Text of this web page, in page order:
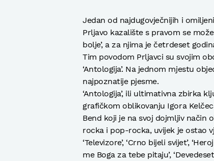
Jedan od najdugovječnijih i
Prljavo kazalište s pravom se
bolje’, a za njima je četrdeset
Tim povodom Prljavci su svojim
‘Antologija’. Na jednom mjestu
najpoznatije pjesme.
‘Antologija’, ili ultimativna zbirka
grafičkom oblikovanju Igora
Bend koji je na svoj dojmljiv način
rocka i pop-rocka, uvijek je ostao
‘Televizore’, ‘Crno bijeli svijet’,
me Boga za tebe pitaju’,